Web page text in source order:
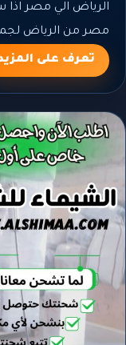
الرياض الي مصر
مصر من الرياض
تعرف على